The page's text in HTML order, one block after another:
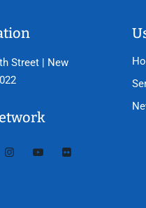
Street | New